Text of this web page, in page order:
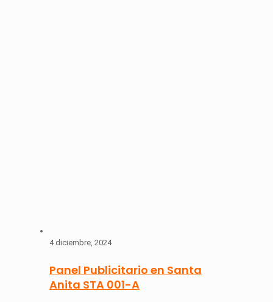
4 diciembre, 2024
Panel Publicitario en Santa
Anita STA 001-A